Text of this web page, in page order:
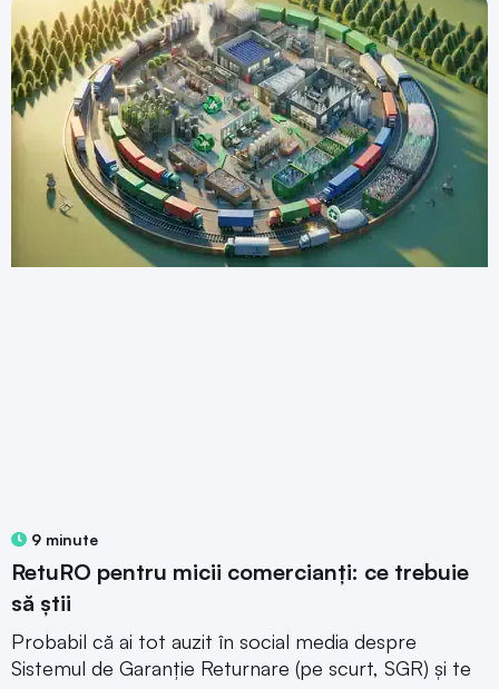
9 minute
RetuRO pentru micii comercianți: ce trebuie
să știi
Probabil că ai tot auzit în social media despre
Sistemul de Garanție Returnare (pe scurt, SGR) și te